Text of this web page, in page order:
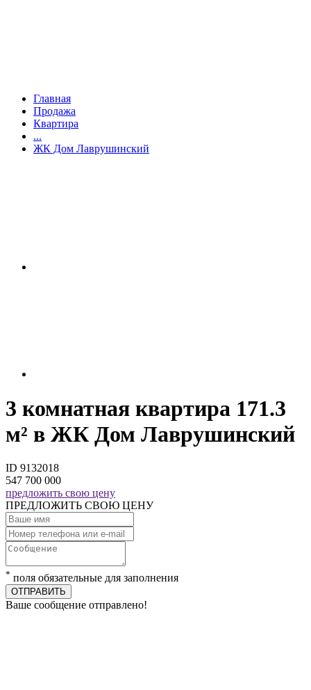
Главная
Продажа
Квартира
...
ЖК Дом Лаврушинский
3 комнатная квартира 171.3
м² в ЖК Дом Лаврушинский
ID 9132018
547 700 000
предложить свою цену
ПРЕДЛОЖИТЬ СВОЮ ЦЕНУ
* поля обязательные для заполнения
ОТПРАВИТЬ
Ваше сообщение отправлено!